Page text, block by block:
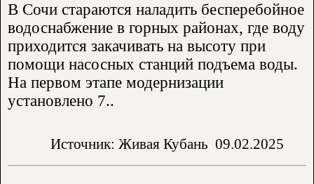
В Сочи стараются наладить бесперебойное
водоснабжение в горных районах, где воду
приходится закачивать на высоту при
помощи насосных станций подъема воды.
На первом этапе модернизации
установлено 7..
Источник: Живая Кубань 09.02.2025